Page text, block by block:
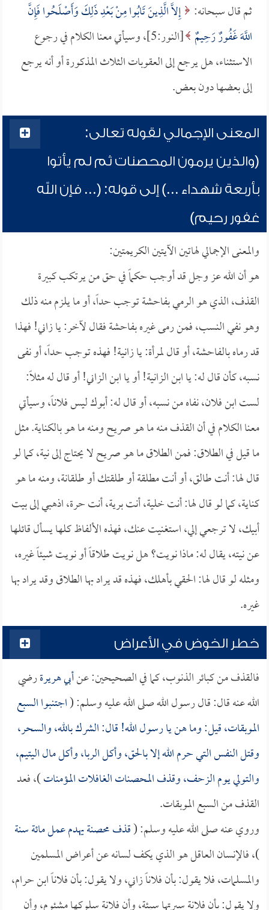
ثم قال سبحانه: إِلاَّ الَّذِينَ تَابُوا مِنْ بَعْدِ ذَلِكَ وَأَصْلَحُوا فَإِنَّ
اللَّهَ غَفُورٌ رَحِيمٌ
[النور:5]، وسيأتي معنا الكلام في رجوع
الاستثناء، هل يرجع إلى العقوبات الثلاث المذكورة أو أنه يرجع
إلى بعضها دون بعض.
المعنى الإجمالي لقوله تعالى:
(والذين يرمون المحصنات ثم لم يأتوا
بأربعة شهداء ...) إلى قوله: (... فإن الله
غفور رحيم)
والمعنى الإجمالي لهاتين الآيتين الكريمتين:
هو أن الله عز وجل قد أوجب حكماً في حق من يرتكب كبيرة
القذف، الذي هو الرمي بفاحشة توجب حداً، أو ما يلزم منه ذلك
وهو نفي النسب، فمن رمى غيره بفاحشة فقال لآخر: يا زاني! فهذا
قد رماه بالفاحشة، أو قال لمرأة: يا زانية! فهذه توجب حداً، أو نفى
نسبه، كأن قال له: يا ابن الزانية! أو يا ابن الزاني! أو قال له مثلاً:
لست ابن فلان، نفاه من نسبه، أو قال له: أبوك ليس فلاناً، وسيأتي
معنا الكلام في أن القذف منه ما هو صريح ومنه ما هو بالكناية. مثل
ما قيل في الطلاق: فمن الطلاق ما هو صريح لا يحتاج إلى نية، كما لو
قال لها: أنت طالق، أو أنت مطلقة أو طلقتك أو طلقانة، ومنه ما هو
كناية، كما لو قال لها: أنت خلية، أنت برية، أنت حرة، اذهبي إلى بيت
أبيك، لا ترجعي إلي، استغنيت عنك، فهذه الألفاظ كلها يسأل قائلها
عن نيته، يقال له: ماذا نويت؟ هل نويت طلاقاً أو نويت شيئاً غيره،
ومثله لو قال لها: الحقي بأهلك، فهذه قد يراد بها الطلاق وقد يراد بها
غيره.
خطر الخوض في الأعراض
فالقذف من كبائر الذنوب، كما في الصحيحين: عنأبي هريرةرضي
الله عنه قال: قال رسول الله صلى الله عليه وسلم: (اجتنبوا السبع
الموبقات، قيل: وما هن يا رسول الله! قال: الشرك بالله، والسحر،
وقتل النفس التي حرم الله إلا بالحق، وأكل الربا، وأكل مال اليتيم،
والتولي يوم الزحف، وقذف المحصنات الغافلات المؤمنات)، فعد
القذف من السبع الموبقات.
وروي عنه صلى الله عليه وسلم: (قذف محصنة يهدم عمل مائة سنة
)، فالإنسان العاقل هو الذي يكف لسانه عن أعراض المسلمين
والمسلمات، فلا يقول: بأن فلاناً زاني، ولا يقول: بأن فلاناً ابن حرام،